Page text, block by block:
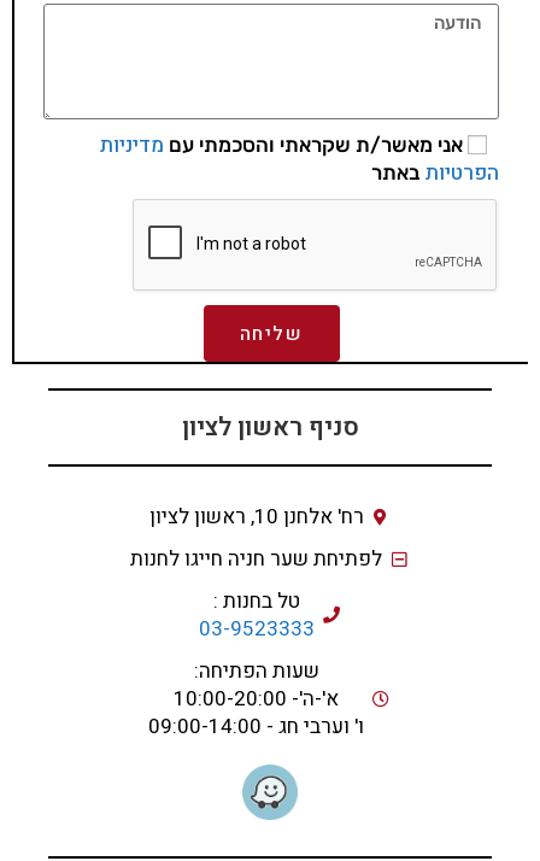
אני מאשר/ת שקראתי והסכמתי עם מדיניות
הפרטיות באתר
שליחה
סניף ראשון לציון
רח' אלחנן 10, ראשון לציון
לפתיחת שער חניה חייגו לחנות
טל בחנות :
03-9523333
שעות הפתיחה:
א'-ה'- 10:00-20:00
ו' וערבי חג - 09:00-14:00